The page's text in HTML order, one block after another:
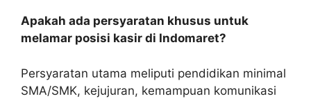
Apakah ada persyaratan khusus untuk
melamar posisi kasir di Indomaret?
Persyaratan utama meliputi pendidikan minimal
SMA/SMK, kejujuran, kemampuan komunikasi